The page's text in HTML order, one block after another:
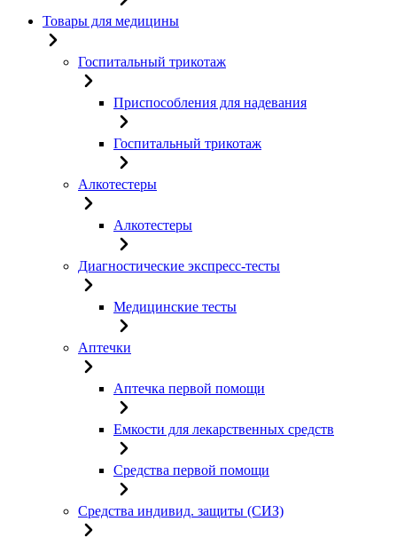
Товары для медицины
Госпитальный трикотаж
Приспособления для надевания
Госпитальный трикотаж
Алкотестеры
Алкотестеры
Диагностические экспресс-тесты
Медицинские тесты
Аптечки
Аптечка первой помощи
Емкости для лекарственных средств
Средства первой помощи
Средства индивид. защиты (СИЗ)